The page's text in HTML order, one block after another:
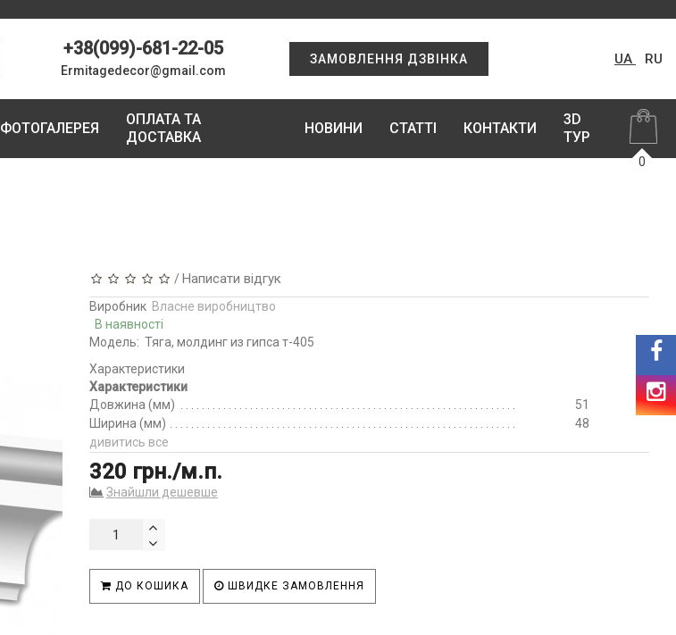
+38(099)-681-22-05
Ermitagedecor@gmail.com
ЗАМОВЛЕННЯ ДЗВІНКА UA RU
ФОТОГАЛЕРЕЯ
ОПЛАТА ТА
ДОСТАВКА
НОВИНИ СТАТТІ КОНТАКТИ
3D
ТУР
0
/Написати відгук
Виробник Власне виробництво
В наявності
Модель: Тяга, молдинг из гипса т-405
Характеристики
Характеристики
Довжина (мм)
51
Ширина (мм)
48
дивитись все
320 грн./м.п.
Знайшли дешевше
ДО КОШИКА ШВИДКЕ ЗАМОВЛЕННЯ